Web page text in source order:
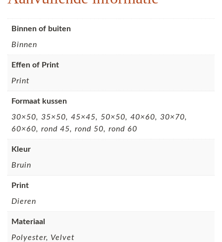
Binnen of buiten
Binnen
Effen of Print
Print
Formaat kussen
30×50, 35×50, 45×45, 50×50, 40×60, 30×70,
60×60, rond 45, rond 50, rond 60
Kleur
Bruin
Print
Dieren
Materiaal
Polyester, Velvet